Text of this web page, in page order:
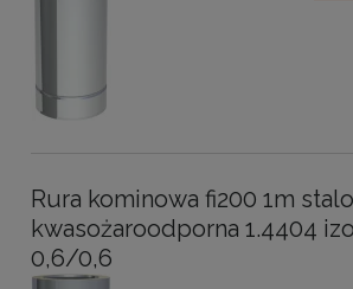
Rura kominowa fi200 1m
kwasożaroodporna 1.4404
0,6/0,6